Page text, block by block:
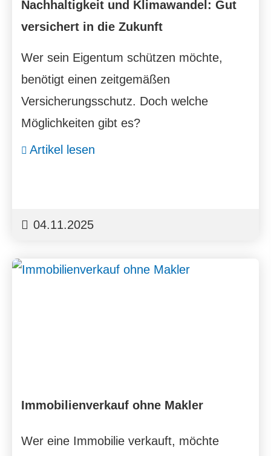
Nachhaltigkeit und Klimawandel: Gut
versichert in die Zukunft
Wer sein Eigentum schützen möchte,
benötigt einen zeitgemäßen
Versicherungsschutz. Doch welche
Möglichkeiten gibt es?
Artikel lesen
04.11.2025
Immobilienverkauf ohne Makler
Wer eine Immobilie verkauft, möchte